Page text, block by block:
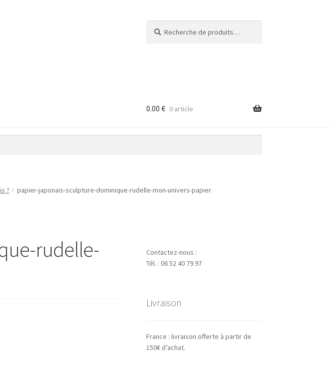
pour :
0.00 € 0 article
? papier-japonais-sculpture-dominique-rudelle-mon-univers-papier
rudelle-
Contactez-nous :
Tél. : 06 52 40 79 97
Livraison
France : livraison offerte à partir de
150€ d’achat.